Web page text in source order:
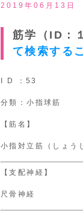
2019年06月13日
筋学（ID：
て検索する
I D ：53
分類：小指球筋
【筋名】
小指対立筋（しょう
【支配神経】
尺骨神経